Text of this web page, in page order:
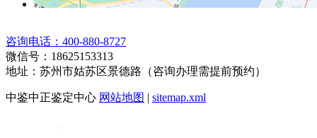
咨询电话：400-880-8727
微信号：18625153313
地址：苏州市姑苏区景德路（咨询办理需提前预约）
中鉴中正鉴定中心 网站地图 | sitemap.xml